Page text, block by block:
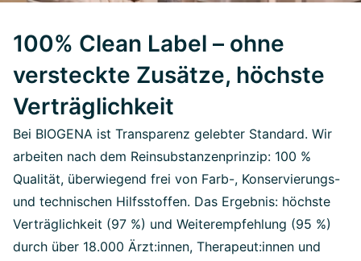
100% Clean Label – ohne
versteckte Zusätze, höchste
Verträglichkeit
Bei BIOGENA ist Transparenz gelebter Standard. Wir
arbeiten nach dem Reinsubstanzenprinzip: 100 %
Qualität, überwiegend frei von Farb-, Konservierungs-
und technischen Hilfsstoffen. Das Ergebnis: höchste
Verträglichkeit (97 %) und Weiterempfehlung (95 %)
durch über 18.000 Ärzt:innen, Therapeut:innen und